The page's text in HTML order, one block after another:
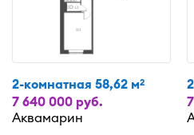
2-комнатная 58,62 м2
7 640 000 руб.
Аквамарин